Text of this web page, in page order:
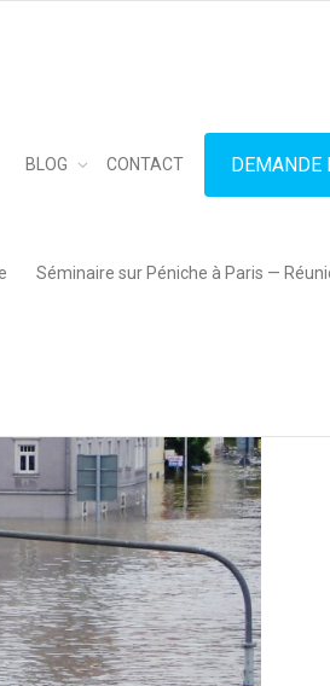
BLOG CONTACT DEMANDE
Séminaire sur Péniche à Paris —